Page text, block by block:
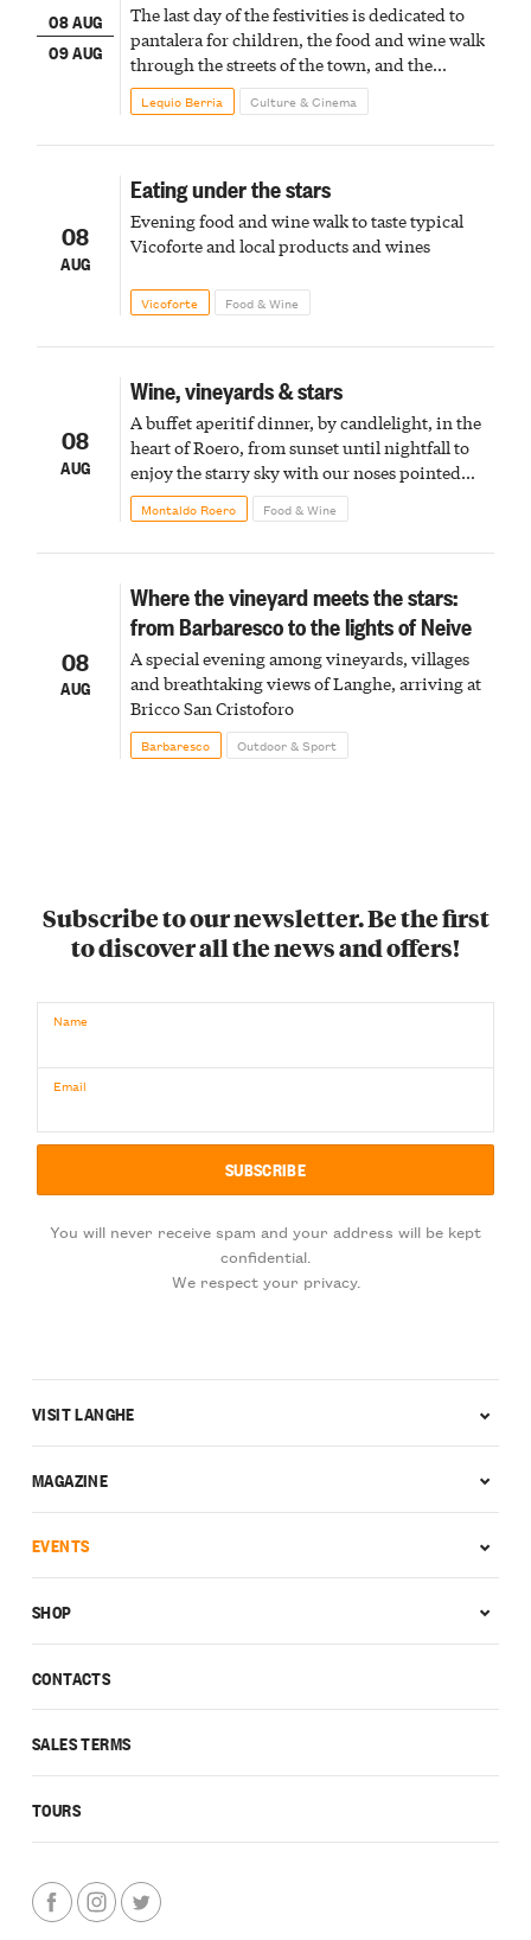
08 AUG
09 AUG
The last day of the festivities is dedicated to
pantalera for children, the food and wine walk
through the streets of the town, and the
fireworks finale
Lequio Berria Culture & Cinema
08
AUG
Eating under the stars
Evening food and wine walk to taste typical
Vicoforte and local products and wines
Vicoforte Food & Wine
08
AUG
Wine, vineyards & stars
A buffet aperitif dinner, by candlelight, in the
heart of Roero, from sunset until nightfall to
enjoy the starry sky with our noses pointed
upward
Montaldo Roero Food & Wine
08
AUG
Where the vineyard meets the stars:
from Barbaresco to the lights of Neive
A special evening among vineyards, villages
and breathtaking views of Langhe, arriving at
Bricco San Cristoforo
Barbaresco Outdoor & Sport
Subscribe to our newsletter. Be the first
to discover all the news and offers!
Name
Email
You will never receive spam and your address will be kept
confidential.
We respect your privacy.
CONTACTS
SALES TERMS
TOURS
VISIT LANGHE
MAGAZINE
EVENTS
SHOP